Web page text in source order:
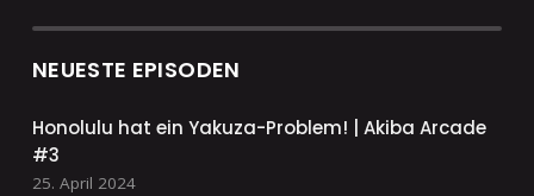
NEUESTE EPISODEN
Honolulu hat ein Yakuza-Problem! | Akiba Arcade
#3
25. April 2024